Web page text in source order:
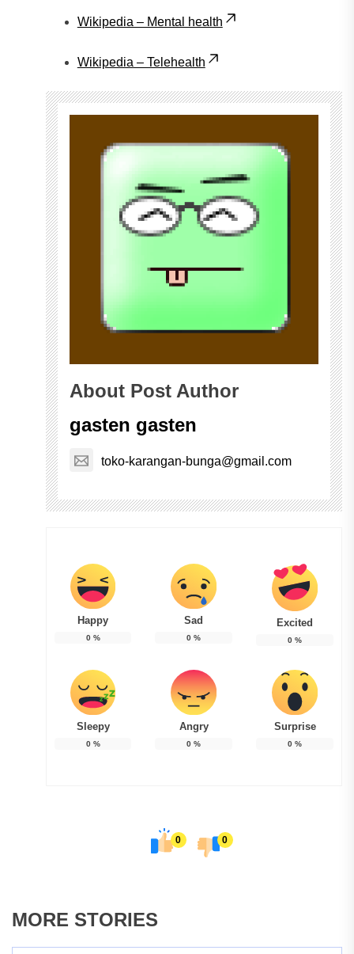
Wikipedia – Mental health
Wikipedia – Telehealth
About Post Author
gasten gasten
toko-karangan-bunga@gmail.com
Happy
0%
Sad
0 %
Excited
0 %
Sleepy
0%
Angry
0 %
Surprise
0 %
0 0
MORE STORIES